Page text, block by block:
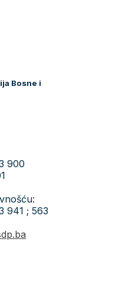
Bosne i
900
941 ; 563